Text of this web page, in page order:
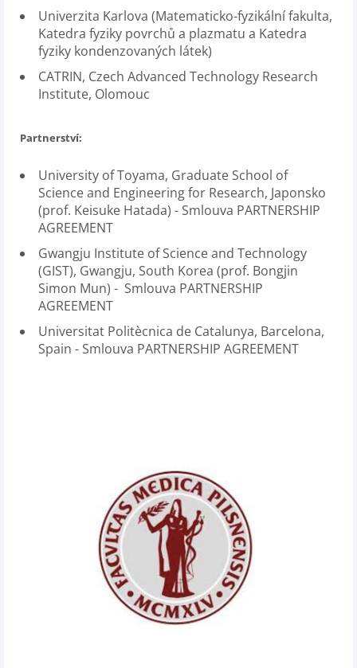
Univerzita Karlova (Matematicko-fyzikální fakulta,
Katedra fyziky povrchů a plazmatu a Katedra
fyziky kondenzovaných látek)
CATRIN, Czech Advanced Technology Research
Institute, Olomouc
Partnerství:
University of Toyama, Graduate School of
Science and Engineering for Research, Japonsko
(prof. Keisuke Hatada) - Smlouva PARTNERSHIP
AGREEMENT
Gwangju Institute of Science and Technology
(GIST), Gwangju, South Korea (prof. Bongjin
Simon Mun) - Smlouva PARTNERSHIP
AGREEMENT
Universitat Politècnica de Catalunya, Barcelona,
Spain - Smlouva PARTNERSHIP AGREEMENT